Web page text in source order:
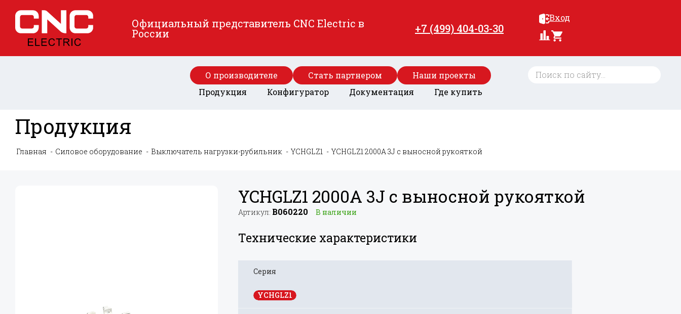
Официальный представитель CNC Electric в
России +7 (499) 404-03-30
Вход
О производителе Стать партнером
Наши проекты
Продукция
Конфигуратор Документация Где купить
Продукция
Главная Силовое оборудование Выключатель нагрузки-рубильник YCHGLZ1 YCHGLZ1 2000A 3J с выносной рукояткой
YCHGLZ1 2000A 3J с выносной рукояткой
Артикул: B060220 В наличии
Технические характеристики
Серия
YCHGLZ1